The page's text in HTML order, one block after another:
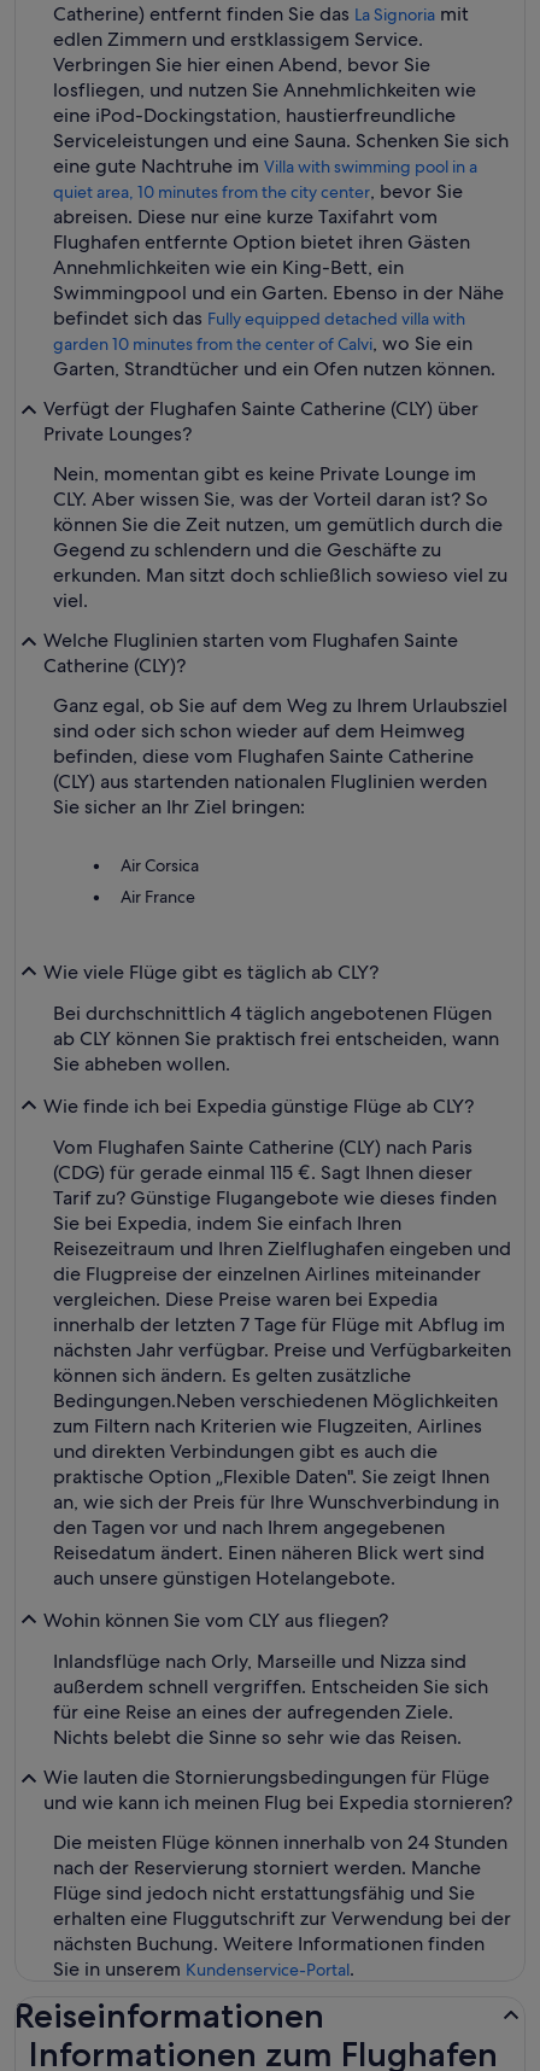
Catherine) entfernt finden Sie das La Signoria mit
edlen Zimmern und erstklassigem Service.
Verbringen Sie hier einen Abend, bevor Sie
losfliegen, und nutzen Sie Annehmlichkeiten wie
eine iPod-Dockingstation, haustierfreundliche
Serviceleistungen und eine Sauna. Schenken Sie sich
eine gute Nachtruhe im Villa with swimming pool in a
quiet area, 10 minutes from the city center, bevor Sie
abreisen. Diese nur eine kurze Taxifahrt vom
Flughafen entfernte Option bietet ihren Gästen
Annehmlichkeiten wie ein King-Bett, ein
Swimmingpool und ein Garten. Ebenso in der Nähe
befindet sich das Fully equipped detached villa with
garden 10 minutes from the center of Calvi, wo Sie ein
Garten, Strandtücher und ein Ofen nutzen können.
Verfügt der Flughafen Sainte Catherine (CLY) über
Private Lounges?
Nein, momentan gibt es keine Private Lounge im
CLY. Aber wissen Sie, was der Vorteil daran ist? So
können Sie die Zeit nutzen, um gemütlich durch die
Gegend zu schlendern und die Geschäfte zu
erkunden. Man sitzt doch schließlich sowieso viel zu
viel.
Welche Fluglinien starten vom Flughafen Sainte
Catherine (CLY)?
Ganz egal, ob Sie auf dem Weg zu Ihrem Urlaubsziel
sind oder sich schon wieder auf dem Heimweg
befinden, diese vom Flughafen Sainte Catherine
(CLY) aus startenden nationalen Fluglinien werden
Sie sicher an Ihr Ziel bringen:
Air Corsica
Air France
Wie viele Flüge gibt es täglich ab CLY?
Bei durchschnittlich 4 täglich angebotenen Flügen
ab CLY können Sie praktisch frei entscheiden, wann
Sie abheben wollen.
Wie finde ich bei Expedia günstige Flüge ab CLY?
Vom Flughafen Sainte Catherine (CLY) nach Paris
(CDG) für gerade einmal 115 €. Sagt Ihnen dieser
Tarif zu? Günstige Flugangebote wie dieses finden
Sie bei Expedia, indem Sie einfach Ihren
Reisezeitraum und Ihren Zielflughafen eingeben und
die Flugpreise der einzelnen Airlines miteinander
vergleichen. Diese Preise waren bei Expedia
innerhalb der letzten 7 Tage für Flüge mit Abflug im
nächsten Jahr verfügbar. Preise und Verfügbarkeiten
können sich ändern. Es gelten zusätzliche
Bedingungen.Neben verschiedenen Möglichkeiten
zum Filtern nach Kriterien wie Flugzeiten, Airlines
und direkten Verbindungen gibt es auch die
praktische Option „Flexible Daten". Sie zeigt Ihnen
an, wie sich der Preis für Ihre Wunschverbindung in
den Tagen vor und nach Ihrem angegebenen
Reisedatum ändert. Einen näheren Blick wert sind
auch unsere günstigen Hotelangebote.
Wohin können Sie vom CLY aus fliegen?
Inlandsflüge nach Orly, Marseille und Nizza sind
außerdem schnell vergriffen. Entscheiden Sie sich
für eine Reise an eines der aufregenden Ziele.
Nichts belebt die Sinne so sehr wie das Reisen.
Wie lauten die Stornierungsbedingungen für Flüge
und wie kann ich meinen Flug bei Expedia stornieren?
Die meisten Flüge können innerhalb von 24 Stunden
nach der Reservierung storniert werden. Manche
Flüge sind jedoch nicht erstattungsfähig und Sie
erhalten eine Fluggutschrift zur Verwendung bei der
nächsten Buchung. Weitere Informationen finden
Sie in unserem Kundenservice-Portal.
Reiseinformationen
Informationen zum Flughafen